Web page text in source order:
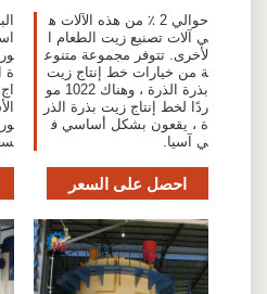
حوالي 2 ٪ من هذه الآلات ه
ي آلات تصنيع زيت الطعام ا
لأخرى. تتوفر مجموعة متنوع
ة من خيارات خط إنتاج زيت
بذرة الذرة ، وهناك 1022 مو
ردًا لخط إنتاج زيت بذرة الذر
ة ، يقعون بشكل أساسي ف
ي آسيا.
احصل على السعر
ة